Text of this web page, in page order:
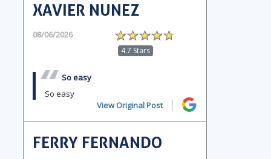
XAVIER NUNEZ
08/06/2026
4.7 Stars
So easy
So easy
View Original Post
FERRY FERNANDO